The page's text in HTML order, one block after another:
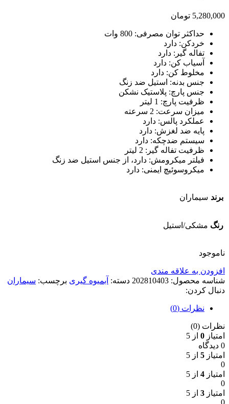
5,280,000 تومان
حداکثر توان مصرفی: 800 وات
خردکن: دارد
تفاله گیر: دارد
آسیاب کن: دارد
مخلوط کن: دارد
جنس بدنه: استیل ضد زنگ
جنس پارچ: پلاستیک نشکن
ظرفیت پارچ: 1 لیتر
میزان سرعت: 2 سرعته
عملکرد پالس: دارد
پایه ضد لغزش: دارد
سیستم ضدچکه: دارد
ظرفیت تفاله گیر: 2 لیتر
فیلتر میکرومش: دارد، از جنس استیل ضد زنگ
میکروسوئیچ ایمنی: دارد
برند سیماران
رنگ مشکی/استیل
ناموجود
افزودن به علاقه مندی
شناسه محصول: 202810403 دسته: آبمیوه گیری برچسب: سیماران
دنبال کردن:
نظرات (0)
نظرات (0)
امتیاز 0 از 5
0 دیدگاه
امتیاز 5 از 5
0
امتیاز 4 از 5
0
امتیاز 3 از 5
0